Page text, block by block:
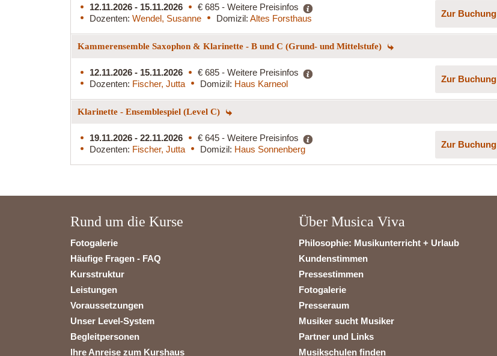
12.11.2026 - 15.11.2026
€ 685 - Weitere Preisinfos
Dozenten: Wendel, Susanne Domizil: Altes Forsthaus Zur Buchung
Kammerensemble Saxophon & Klarinette - B und C (Grund- und Mittelstufe)
12.11.2026 - 15.11.2026
€ 685 - Weitere Preisinfos
Dozenten: Fischer, Jutta Domizil: Haus Karneol Zur Buchung
Klarinette - Ensemblespiel (Level C)
19.11.2026 - 22.11.2026
€ 645 - Weitere Preisinfos
Dozenten: Fischer, Jutta Domizil: Haus Sonnenberg Zur Buchung
Rund um die Kurse
Fotogalerie
Häufige Fragen - FAQ
Kursstruktur
Leistungen
Voraussetzungen
Unser Level-System
Begleitpersonen
Ihre Anreise zum Kurshaus
Über Musica Viva
Philosophie: Musikunterricht + Urlaub
Kundenstimmen
Pressestimmen
Fotogalerie
Presseraum
Musiker sucht Musiker
Partner und Links
Musikschulen finden